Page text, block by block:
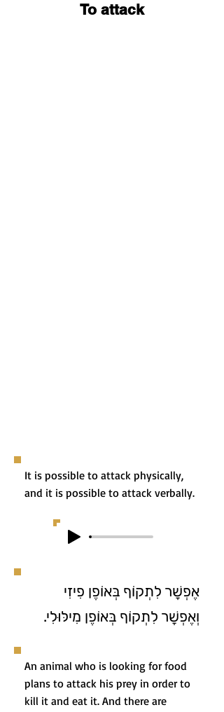
To attack
It is possible to attack physically,
and it is possible to attack verbally.
אֶפְשָׁר לִתְקוֹף בְּאוֹפֶן פִיזִי
וְאֶפְשָׁר לִתְקוֹף בְּאוֹפֶן מִילּוּלִי.
An animal who is looking for food
plans to attack his prey in order to
kill it and eat it. And there are